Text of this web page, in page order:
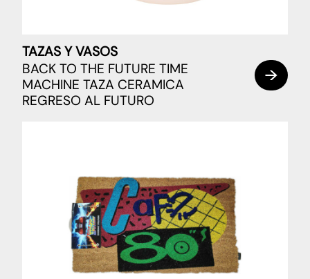
TAZAS Y VASOS
BACK TO THE FUTURE TIME
MACHINE TAZA CERAMICA
REGRESO AL FUTURO